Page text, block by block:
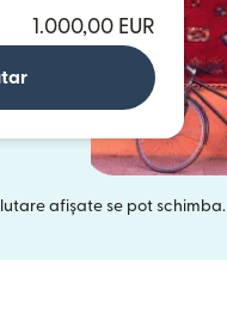
1.000,00 EUR
afișate se pot schimba.